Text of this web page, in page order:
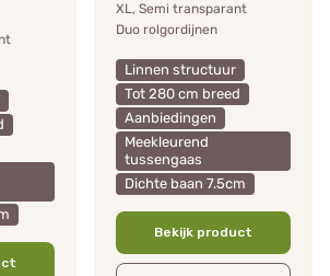
XL, Semi transparant
Duo rolgordijnen
Linnen structuur
Tot 280 cm breed
Aanbiedingen
Meekleurend
tussengaas
Dichte baan 7.5cm
Bekijk product